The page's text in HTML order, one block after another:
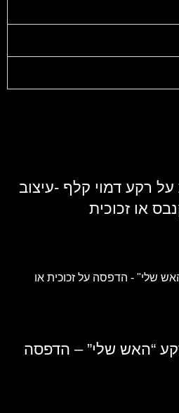
רקע דמוי קלף -עיצוב
או זכוכית
“האש שלי” – הדפסה